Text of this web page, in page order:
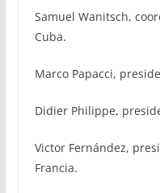
Samuel Wanitsch,
Cuba.
Marco Papacci,
Didier Philippe,
Victor Fernández,
Francia.